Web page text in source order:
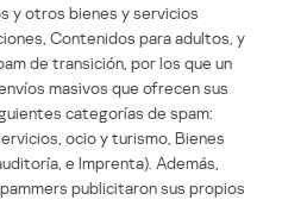
y otros bienes y servicios
Contenidos para adultos, y
de transición, por los que un
masivos que ofrecen sus
categorías de spam:
ocio y turismo, Bienes
e Imprenta). Además,
publicitaron sus propios